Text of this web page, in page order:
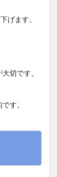
げます。
切です。
す。